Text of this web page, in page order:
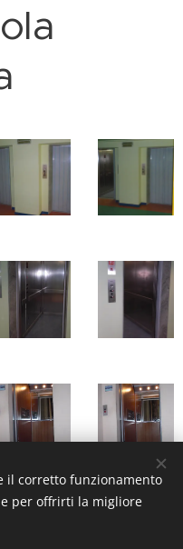
il corretto funzionamento
per offrirti la migliore